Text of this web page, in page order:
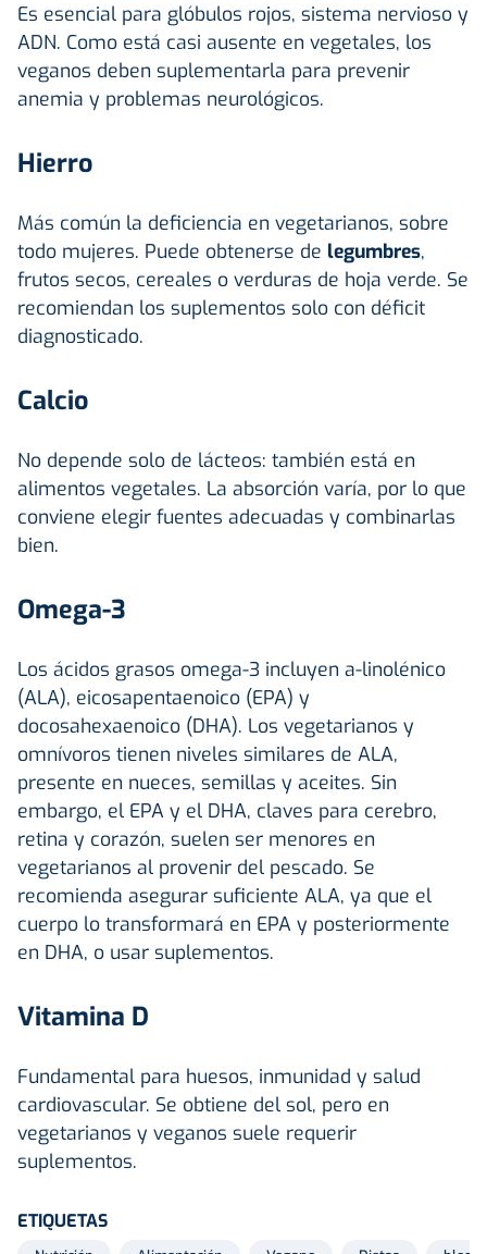
Es esencial para glóbulos rojos, sistema nervioso y
ADN. Como está casi ausente en vegetales, los
veganos deben suplementarla para prevenir
anemia y problemas neurológicos.
Hierro
Más común la deficiencia en vegetarianos, sobre
todo mujeres. Puede obtenerse de legumbres,
frutos secos, cereales o verduras de hoja verde. Se
recomiendan los suplementos solo con déficit
diagnosticado.
Calcio
No depende solo de lácteos: también está en
alimentos vegetales. La absorción varía, por lo que
conviene elegir fuentes adecuadas y combinarlas
bien.
Omega-3
Los ácidos grasos omega-3 incluyen a-linolénico
(ALA), eicosapentaenoico (EPA) y
docosahexaenoico (DHA). Los vegetarianos y
omnívoros tienen niveles similares de ALA,
presente en nueces, semillas y aceites. Sin
embargo, el EPA y el DHA, claves para cerebro,
retina y corazón, suelen ser menores en
vegetarianos al provenir del pescado. Se
recomienda asegurar suficiente ALA, ya que el
cuerpo lo transformará en EPA y posteriormente
en DHA, o usar suplementos.
Vitamina D
Fundamental para huesos, inmunidad y salud
cardiovascular. Se obtiene del sol, pero en
vegetarianos y veganos suele requerir
suplementos.
ETIQUETAS